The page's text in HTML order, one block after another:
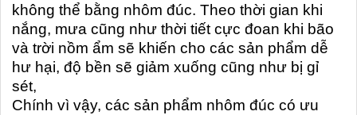
không thể bằng nhôm đúc. Theo thời gian khi
nắng, mưa cũng như thời tiết cực đoan khi bão
và trời nồm ẩm sẽ khiến cho các sản phẩm dễ
hư hại, độ bền sẽ giảm xuống cũng như bị gỉ
sét,
Chính vì vậy, các sản phẩm nhôm đúc có ưu